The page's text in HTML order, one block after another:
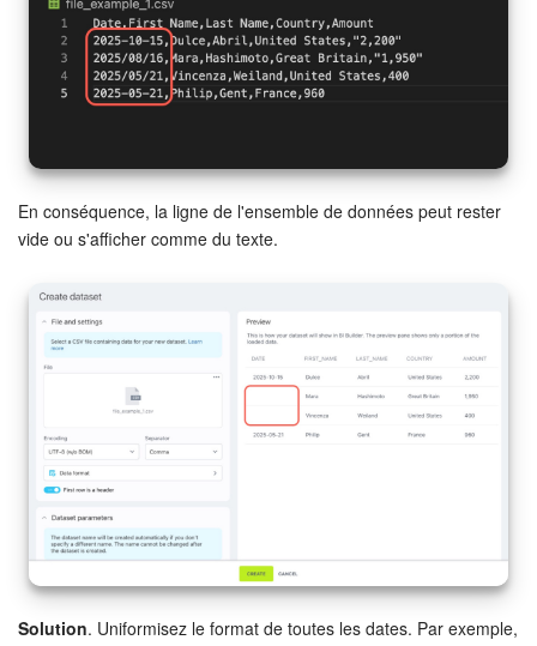
En conséquence, la ligne de l'ensemble de données peut rester
vide ou s'afficher comme du texte.
Solution. Uniformisez le format de toutes les dates. Par exemple,